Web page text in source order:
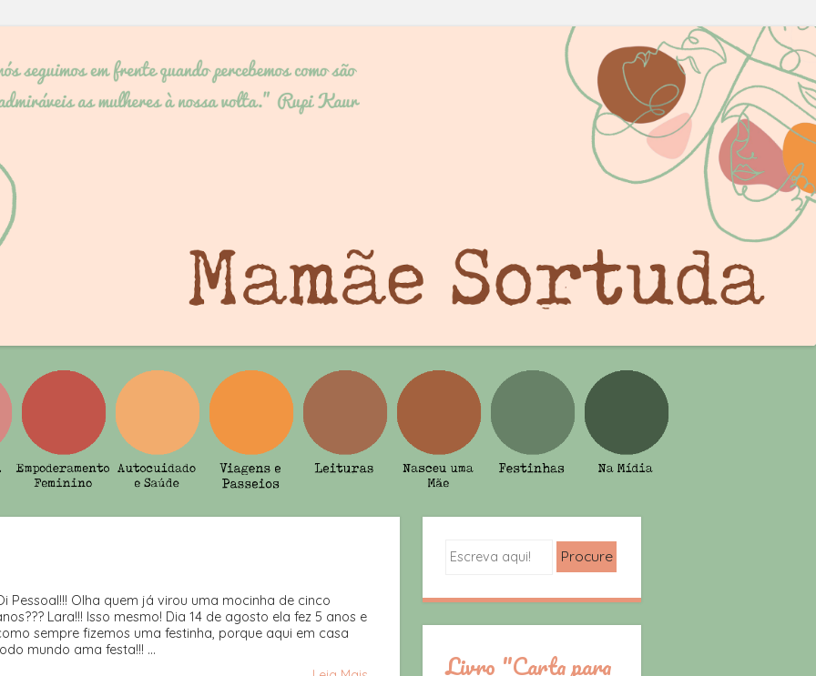
Pessoal!!! Olha quem já virou uma mocinha de cinco
Lara!!! Isso mesmo! Dia 14 de agosto ela fez 5 anos e
sempre fizemos uma festinha, porque aqui em casa
mundo ama festa!!! ...
Search
Livro "Carta para